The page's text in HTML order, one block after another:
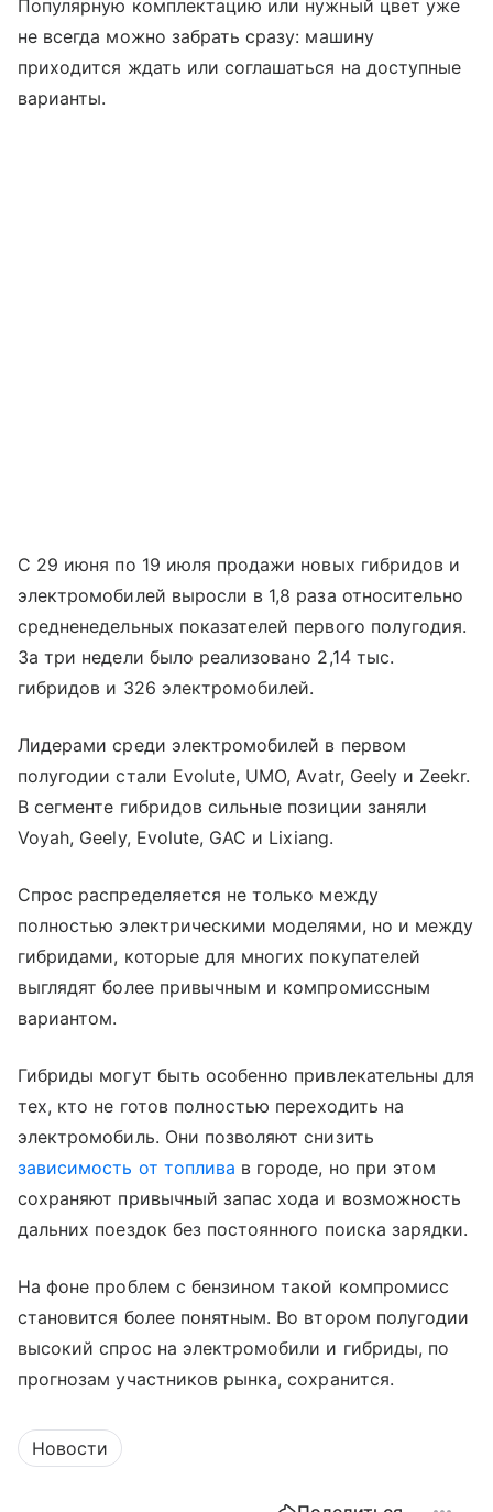
Популярную комплектацию или нужный цвет уже
не всегда можно забрать сразу: машину
приходится ждать или соглашаться на доступные
варианты.
С 29 июня по 19 июля продажи новых гибридов и
электромобилей выросли в 1,8 раза относительно
средненедельных показателей первого полугодия.
За три недели было реализовано 2,14 тыс.
гибридов и 326 электромобилей.
Лидерами среди электромобилей в первом
полугодии стали Evolute, UMO, Avatr, Geely и Zeekr.
В сегменте гибридов сильные позиции заняли
Voyah, Geely, Evolute, GAC и Lixiang.
Спрос распределяется не только между
полностью электрическими моделями, но и между
гибридами, которые для многих покупателей
выглядят более привычным и компромиссным
вариантом.
Гибриды могут быть особенно привлекательны для
тех, кто не готов полностью переходить на
электромобиль. Они позволяют снизить
зависимость от топлива в городе, но при этом
сохраняют привычный запас хода и возможность
дальних поездок без постоянного поиска зарядки.
На фоне проблем с бензином такой компромисс
становится более понятным. Во втором полугодии
высокий спрос на электромобили и гибриды, по
прогнозам участников рынка, сохранится.
Новости